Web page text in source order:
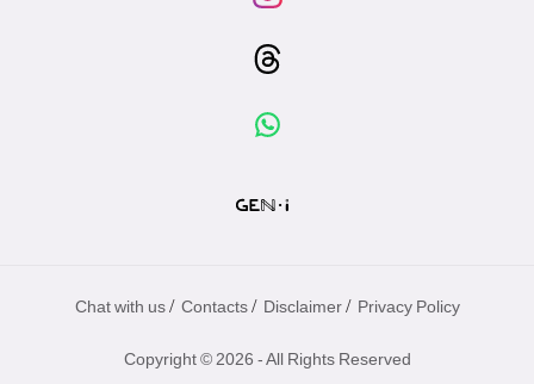
Chat with us / Contacts / Disclaimer / Privacy Policy
Copyright © 2026 - All Rights Reserved